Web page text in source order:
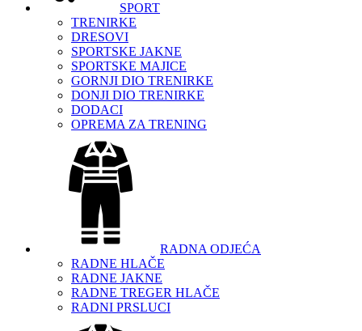
SPORT
TRENIRKE
DRESOVI
SPORTSKE JAKNE
SPORTSKE MAJICE
GORNJI DIO TRENIRKE
DONJI DIO TRENIRKE
DODACI
OPREMA ZA TRENING
RADNA ODJEĆA
RADNE HLAČE
RADNE JAKNE
RADNE TREGER HLAČE
RADNI PRSLUCI